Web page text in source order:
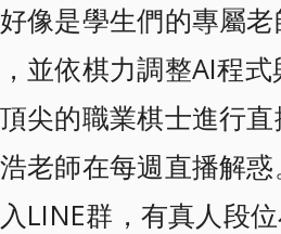
像是學生們的專屬
並依棋力調整AI程
尖的職業棋士進行
老師在每週直播解
LINE群， 有真人段